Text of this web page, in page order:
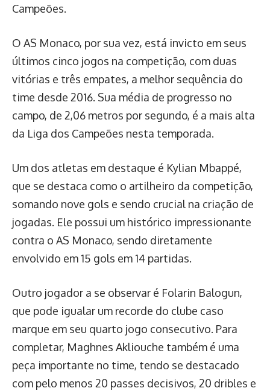
Campeões.
O AS Monaco, por sua vez, está invicto em seus
últimos cinco jogos na competição, com duas
vitórias e três empates, a melhor sequência do
time desde 2016. Sua média de progresso no
campo, de 2,06 metros por segundo, é a mais alta
da Liga dos Campeões nesta temporada.
Um dos atletas em destaque é Kylian Mbappé,
que se destaca como o artilheiro da competição,
somando nove gols e sendo crucial na criação de
jogadas. Ele possui um histórico impressionante
contra o AS Monaco, sendo diretamente
envolvido em 15 gols em 14 partidas.
Outro jogador a se observar é Folarin Balogun,
que pode igualar um recorde do clube caso
marque em seu quarto jogo consecutivo. Para
completar, Maghnes Akliouche também é uma
peça importante no time, tendo se destacado
com pelo menos 20 passes decisivos, 20 dribles e